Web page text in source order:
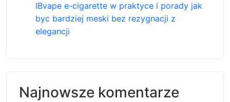
IBvape e-cigarette w praktyce i porady jak
byc bardziej meski bez rezygnacji z
elegancji
Najnowsze komentarze